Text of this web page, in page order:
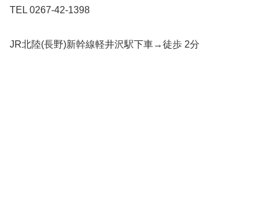
TEL 0267-42-1398
JR北陸(長野)新幹線軽井沢駅下車→徒歩 2分